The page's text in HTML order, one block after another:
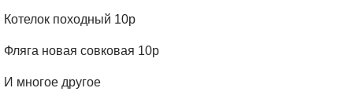
Котелок походный 10р
Фляга новая совковая 10р
И многое другое